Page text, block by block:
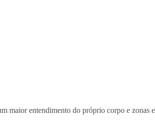
maior entendimento do próprio corpo e